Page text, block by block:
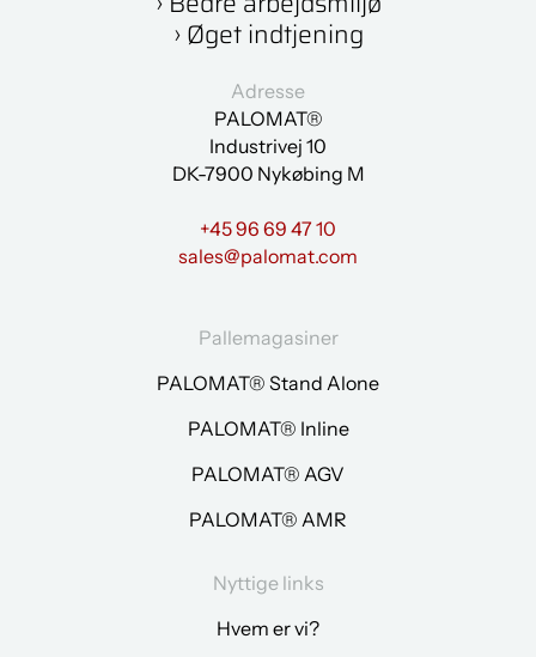
› Øget indtjening
Adresse
PALOMAT®
Industrivej 10
DK-7900 Nykøbing M
+45 96 69 47 10
sales@palomat.com
Pallemagasiner
PALOMAT® Stand Alone
PALOMAT® Inline
PALOMAT® AGV
PALOMAT® AMR
Nyttige links
Hvem er vi?